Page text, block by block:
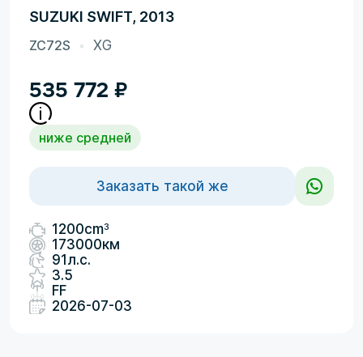
SUZUKI SWIFT, 2013
ZC72S XG
535 772 ₽
ниже средней
Заказать такой же
1200cm3
173000км
91л.с.
3.5
FF
2026-07-03